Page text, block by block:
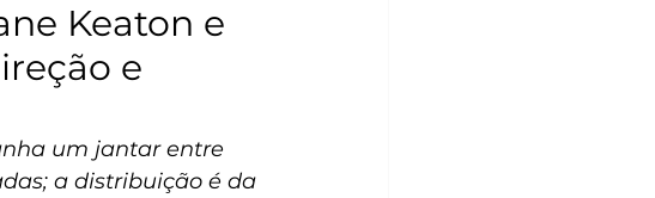
Keaton e
e
um jantar entre
a distribuição é da